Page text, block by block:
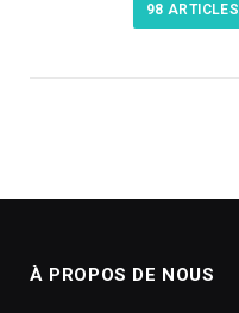
98 ARTICLES
À PROPOS DE NOUS